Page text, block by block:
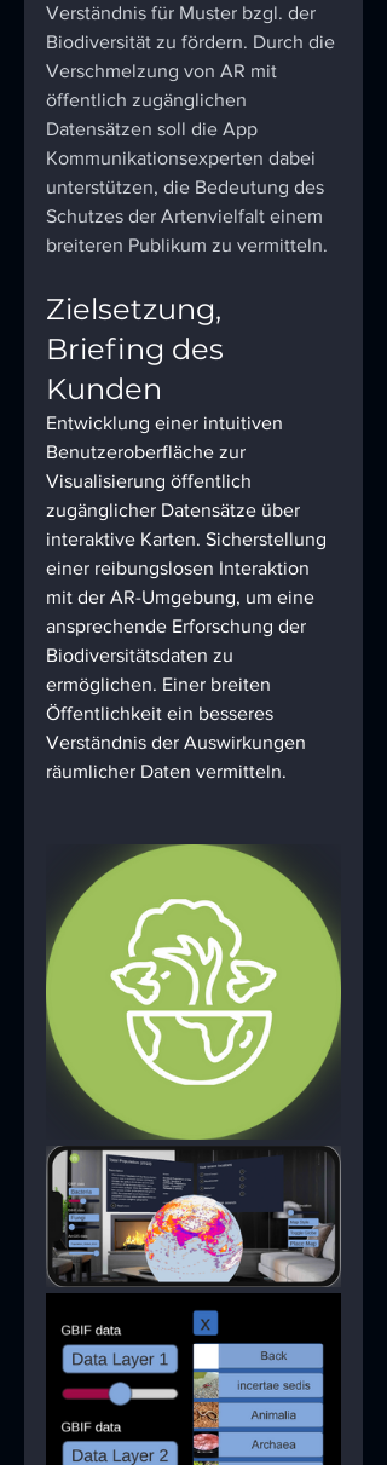
Verständnis für Muster bzgl. der
Biodiversität zu fördern. Durch die
Verschmelzung von AR mit
öffentlich zugänglichen
Datensätzen soll die App
Kommunikationsexperten dabei
unterstützen, die Bedeutung des
Schutzes der Artenvielfalt einem
breiteren Publikum zu vermitteln.
Zielsetzung,
Briefing des
Kunden
Entwicklung einer intuitiven
Benutzeroberfläche zur
Visualisierung öffentlich
zugänglicher Datensätze über
interaktive Karten. Sicherstellung
einer reibungslosen Interaktion
mit der AR-Umgebung, um eine
ansprechende Erforschung der
Biodiversitätsdaten zu
ermöglichen. Einer breiten
Öffentlichkeit ein besseres
Verständnis der Auswirkungen
räumlicher Daten vermitteln.